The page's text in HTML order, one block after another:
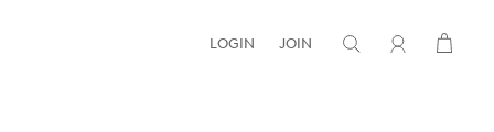
LOGIN JOIN